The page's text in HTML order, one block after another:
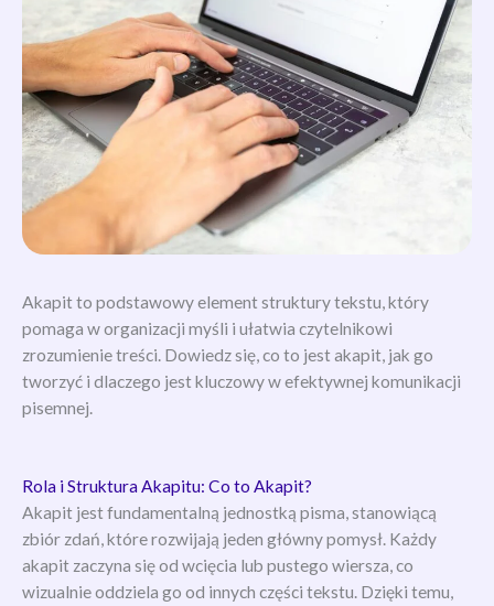
Akapit to podstawowy element struktury tekstu, który
pomaga w organizacji myśli i ułatwia czytelnikowi
zrozumienie treści. Dowiedz się, co to jest akapit, jak go
tworzyć i dlaczego jest kluczowy w efektywnej komunikacji
pisemnej.
Rola i Struktura Akapitu: Co to Akapit?
Akapit jest fundamentalną jednostką pisma, stanowiącą
zbiór zdań, które rozwijają jeden główny pomysł. Każdy
akapit zaczyna się od wcięcia lub pustego wiersza, co
wizualnie oddziela go od innych części tekstu. Dzięki temu,